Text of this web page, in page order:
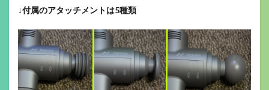
↓付属のアタッチメントは5種類